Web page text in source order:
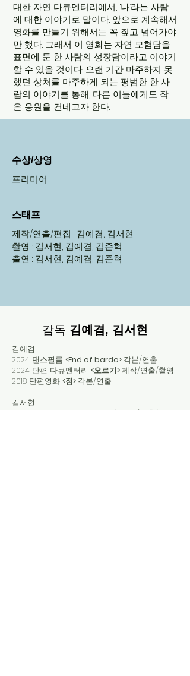
대한 자연 다큐멘터리에서, ‘나’라는 사람
에 대한 이야기로 말이다. 앞으로 계속해서
영화를 만들기 위해서는 꼭 짚고 넘어가야
만 했다. 그래서 이 영화는 자연 모험담을
표면에 둔 한 사람의 성장담이라고 이야기
할 수 있을 것이다. 오랜 기간 마주하지 못
했던 상처를 마주하게 되는 평범한 한 사
람의 이야기를 통해, 다른 이들에게도 작
은 응원을 건네고자 한다.
수상/상영
프리미어
스태프
제작/연출/편집 : 김예겸, 김서현
촬영 : 김서현, 김예겸, 김준혁
출연 : 김서현, 김예겸, 김준혁
감독 김예겸, 김서현
김예겸
2024 댄스필름 <End of bardo> 각본/연출
2024 단편 다큐멘터리 <오르기>제작/연출/촬영
2018 단편영화 <점> 각본/연출
김서현
<오르기> 제작/연출/촬영